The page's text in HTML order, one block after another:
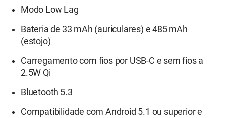
Modo Low Lag
Bateria de 33 mAh (auriculares) e 485 mAh
(estojo)
Carregamento com fios por USB-C e sem fios a
2.5W Qi
Bluetooth 5.3
Compatibilidade com Android 5.1 ou superior e